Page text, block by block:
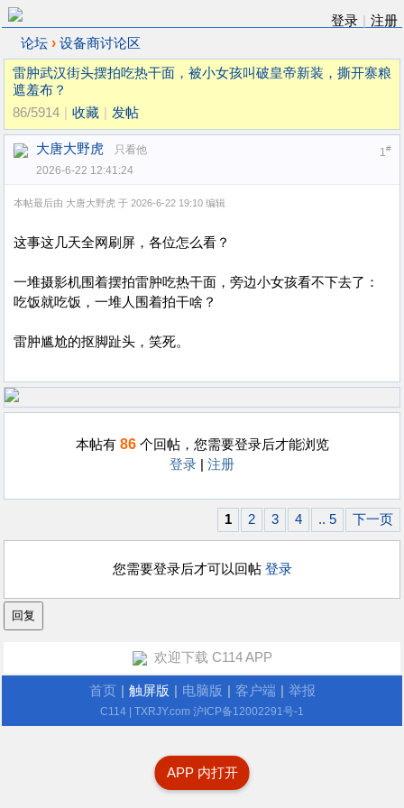
登录
注册
论坛 › 设备商讨论区
雷肿武汉街头摆拍吃热干面，被小女孩叫破皇帝新装，撕开寨粮
遮羞布？
86/5914
收藏 发帖
1#
大唐大野虎
只看他
2026-6-22 12:41:24
本帖最后由 大唐大野虎 于 2026-6-22 19:10 编辑
这事这几天全网刷屏，各位怎么看？
一堆摄影机围着摆拍雷肿吃热干面，旁边小女孩看不下去了：
吃饭就吃饭，一堆人围着拍干啥？
雷肿尴尬的抠脚趾头，笑死。
本帖有 86个回帖，您需要登录后才能浏览
登录
注册
1 2 3 4 .. 5 下一页
您需要登录后才可以回帖 登录
APP 内打开
欢迎下载 C114 APP
首页 触屏版 电脑版 客户端 举报
C114 | TXRJY.com 沪ICP备12002291号-1